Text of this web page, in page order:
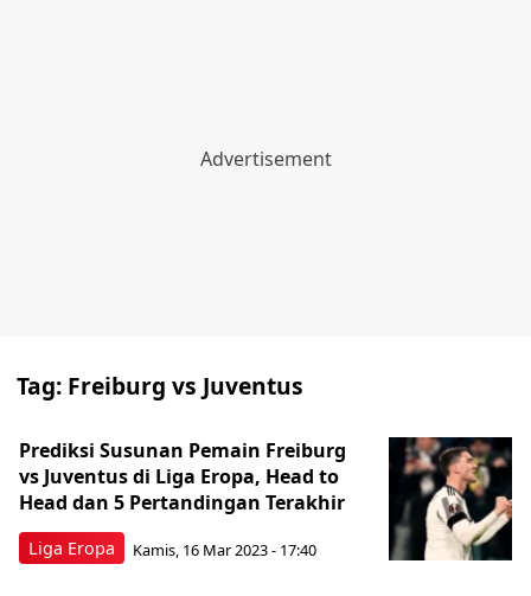
Tag: Freiburg vs Juventus
Liga Eropa
Prediksi Susunan Pemain Freiburg
vs Juventus di Liga Eropa, Head to
Head dan 5 Pertandingan Terakhir
Kamis, 16 Mar 2023 - 17:40